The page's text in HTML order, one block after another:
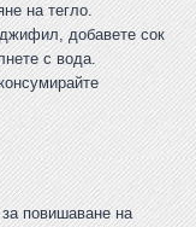
на тегло.
добавете сок
с вода.
повишаване на